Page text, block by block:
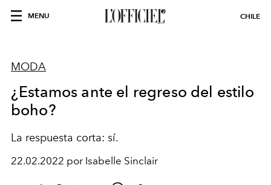
MENU CHILE
MODA
¿Estamos ante el regreso del estilo
boho?
La respuesta corta: sí.
22.02.2022 por Isabelle Sinclair